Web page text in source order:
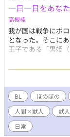
話」のみをお読み
つき王と影の騎士
でも一つの物語と
一日一日をあな
高槻桂
我が国は戦争にボ
となった。そこに
王子である「男姫
た。 そして婚儀で
くて声も低くて強
するわ！ しかも
よくて可愛くもあ
可愛い？え？え？
こんなにも好きに
す。妊娠出産アリ
作りの時だけ皇子×
いです。子作りが
BL ほのぼの
人間×獣人
獣
日常